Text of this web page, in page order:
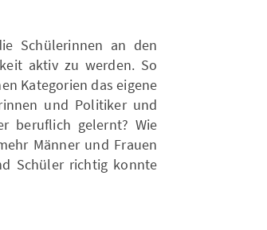
Schülerinnen an den
aktiv zu werden. So
Kategorien das eigene
und Politiker und
beruflich gelernt? Wie
Männer und Frauen
Schüler richtig konnte